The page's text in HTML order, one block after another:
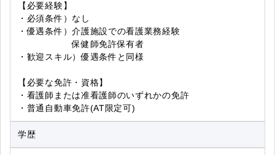
【必要経験】
・必須条件）なし
・優遇条件）介護施設での看護業務経験
保健師免許保有者
・歓迎スキル）優遇条件と同様
【必要な免許・資格】
・看護師または准看護師のいずれかの免許
・普通自動車免許(AT限定可)
学歴